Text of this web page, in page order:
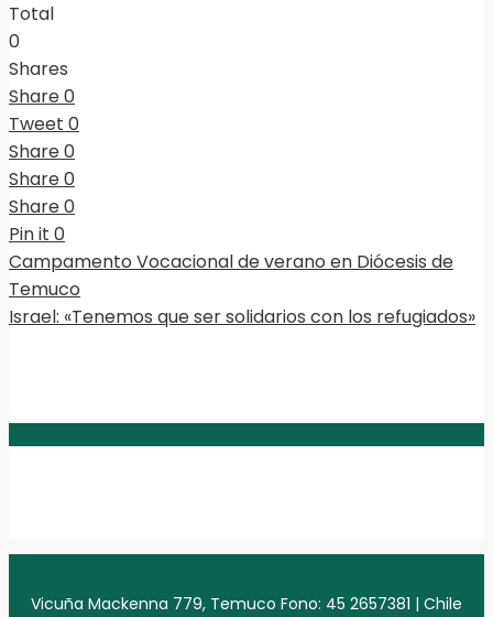
Total
0
Shares
Share0
Tweet 0
Share0
Share0
Share0
Pin it 0
Campamento Vocacional de verano en Diócesis de
Temuco
Israel: «Tenemos que ser solidarios con los refugiados»
Vicuña Mackenna 779, Temuco Fono: 45 2657381 | Chile